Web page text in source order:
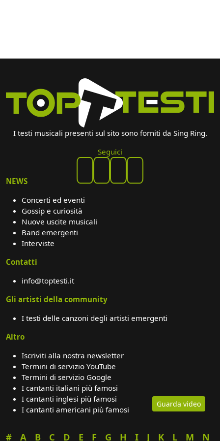
Guarda video
I testi musicali presenti sul sito sono forniti da Sing Ring.
Seguici
NEWS
Concerti ed eventi
Gossip e curiosità
Nuove uscite musicali
Band emergenti
Interviste
Contatti
info@toptesti.it
Gli artisti della community
I testi delle canzoni degli artisti emergenti
Altro
Iscriviti alla nostra newsletter
Termini di servizio YouTube
Termini di servizio Google
I cantanti italiani più famosi
I cantanti inglesi più famosi
I cantanti americani più famosi
# A B C D E F G H I J K L M N